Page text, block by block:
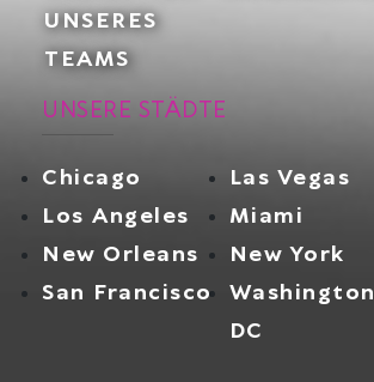
UNSERES
TEAMS
UNSERE STÄDTE
Chicago
Las Vegas
Los Angeles
Miami
New Orleans
New York
San Francisco Washington
DC